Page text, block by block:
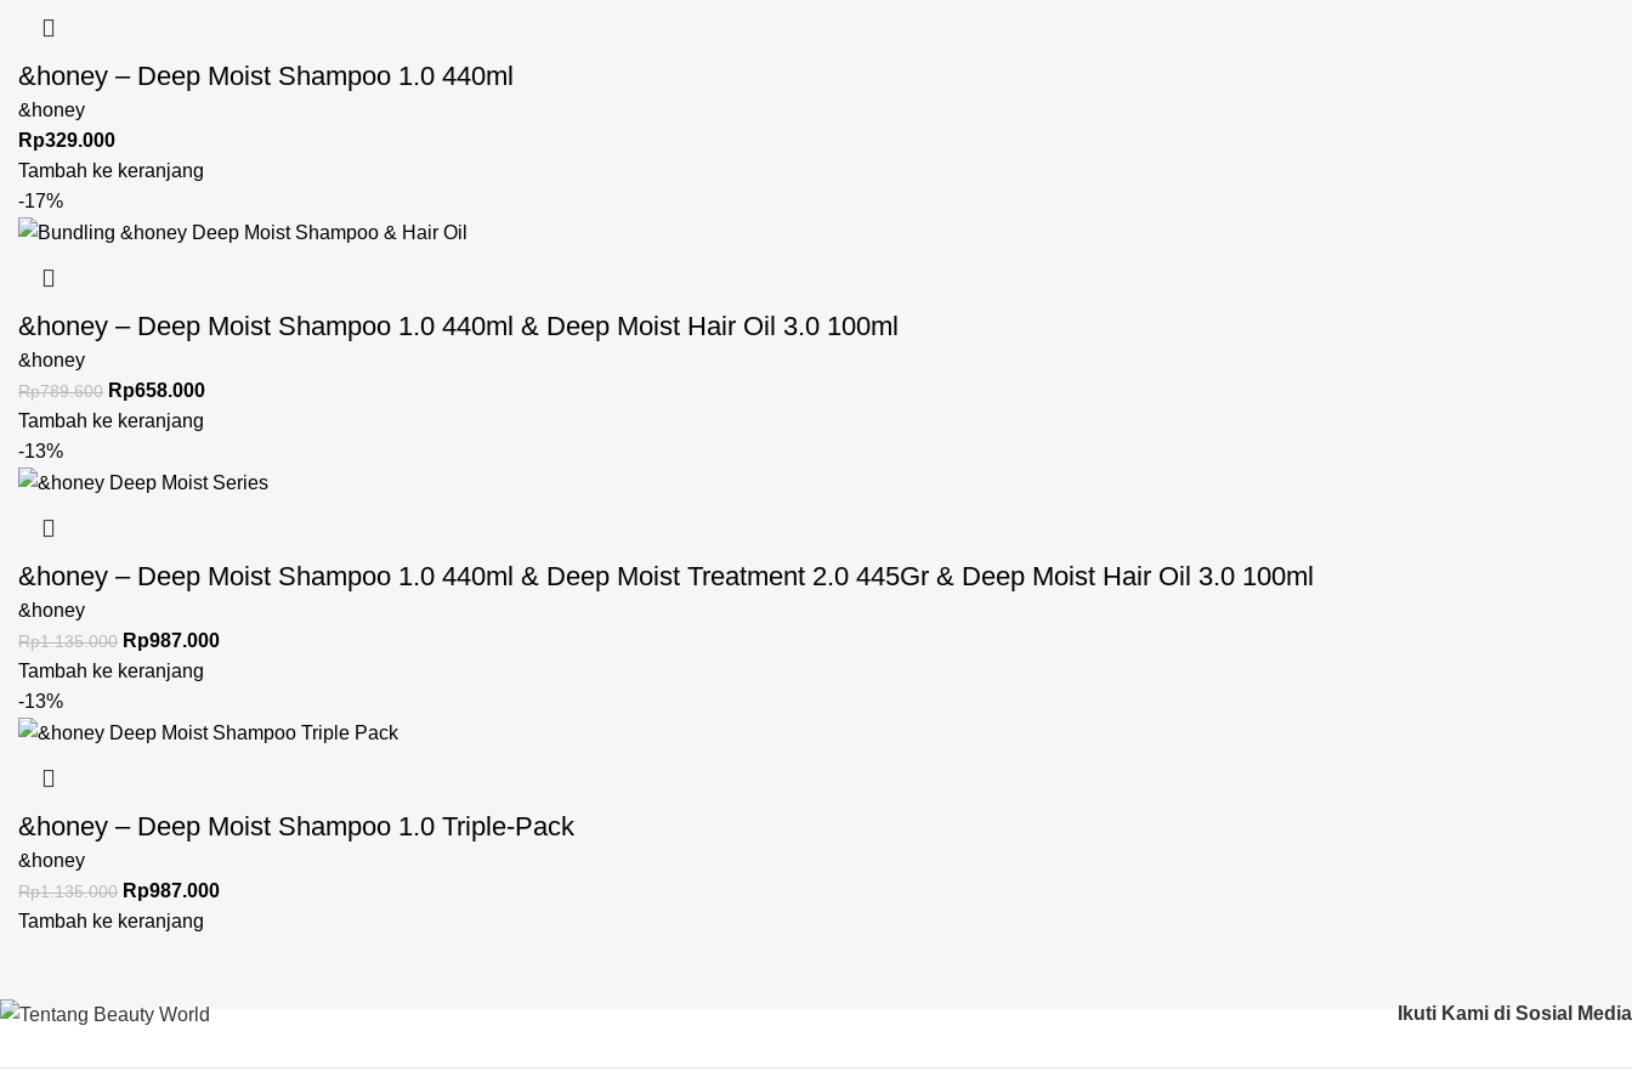
&honey – Deep Moist Shampoo 1.0 440ml
&honey
Rp329.000
Tambah ke keranjang
-17%
&honey – Deep Moist Shampoo 1.0 440ml & Deep Moist Hair Oil 3.0 100ml
&honey
Rp789.600 Rp658.000
Tambah ke keranjang
-13%
&honey – Deep Moist Shampoo 1.0 440ml & Deep Moist Treatment 2.0 445Gr & Deep Moist Hair Oil 3.0 100ml
&honey
Rp1.135.000 Rp987.000
Tambah ke keranjang
-13%
&honey – Deep Moist Shampoo 1.0 Triple-Pack
&honey
Rp1.135.000 Rp987.000
Tambah ke keranjang
Ikuti Kami di Sosial Media